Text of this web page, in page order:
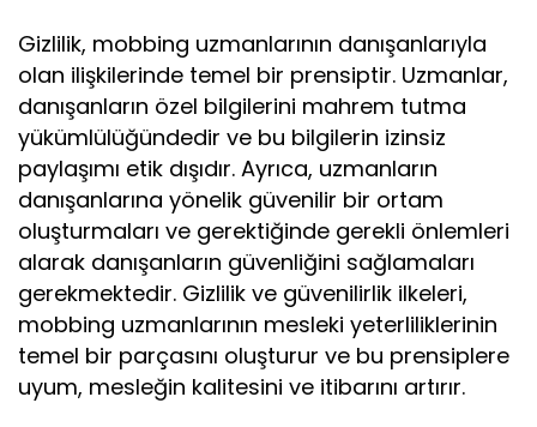
Gizlilik, mobbing uzmanlarının danışanlarıyla
olan ilişkilerinde temel bir prensiptir. Uzmanlar,
danışanların özel bilgilerini mahrem tutma
yükümlülüğündedir ve bu bilgilerin izinsiz
paylaşımı etik dışıdır. Ayrıca, uzmanların
danışanlarına yönelik güvenilir bir ortam
oluşturmaları ve gerektiğinde gerekli önlemleri
alarak danışanların güvenliğini sağlamaları
gerekmektedir. Gizlilik ve güvenilirlik ilkeleri,
mobbing uzmanlarının mesleki yeterliliklerinin
temel bir parçasını oluşturur ve bu prensiplere
uyum, mesleğin kalitesini ve itibarını artırır.